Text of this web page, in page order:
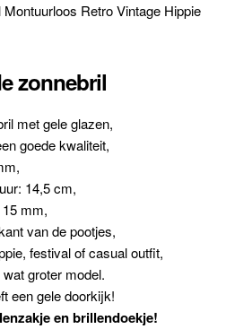
Retro Vintage Hippie
zonnebril
met gele glazen,
goede kwaliteit,
14,5 cm,
mm,
van de pootjes,
festival of casual outfit,
groter model.
een gele doorkijk!
en brillendoekje!